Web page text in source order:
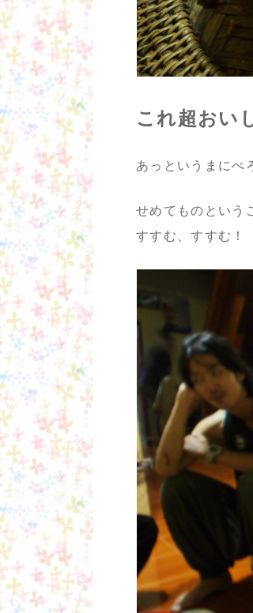
これ超おい
あっというまにぺ
せめてものという
すすむ、すすむ！